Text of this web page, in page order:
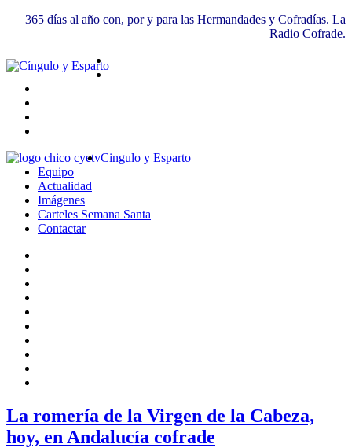
365 días al año con, por y para las Hermandades y Cofradías. La
Radio Cofrade.
Cingulo y Esparto
Equipo
Actualidad
Imágenes
Carteles Semana Santa
Contactar
La romería de la Virgen de la Cabeza,
hoy, en Andalucía cofrade